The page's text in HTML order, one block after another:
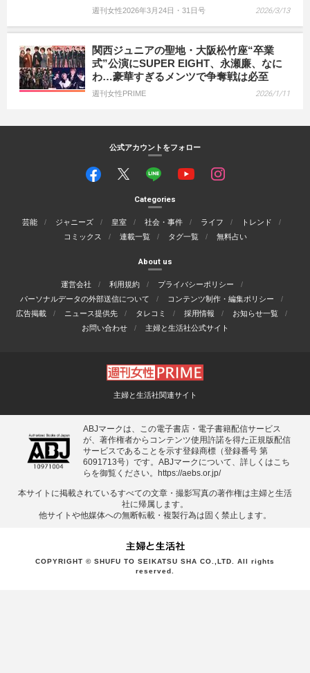
週刊女性2026年3月24日・31日号 2026/3/13
関西ジュニアの聖地・大阪松竹座“卒業
式”公演にSUPER EIGHT、永瀬廉、なに
わ…豪華すぎるメンツで争奪戦は必至
週刊女性PRIME 2026/1/11
公式アカウントをフォロー
Categories
芸能 ジャニーズ 皇室 社会・事件 ライフ
トレンド
コミックス
連載一覧 タグ一覧 無料占い
About us
運営会社 利用規約
プライバシーポリシー
パーソナルデータの外部送信について
コンテンツ制作・編集ポリシー
広告掲載
ニュース提供先 タレコミ 採用情報
お知らせ一覧
お問い合わせ
主婦と生活社公式サイト
主婦と生活社関連サイト
ABJマークは、この電子書店・電子書籍配信サービス
が、著作権者からコンテンツ使用許諾を得た正規版配信
サービスであることを示す登録商標（登録番号 第
6091713号）です。ABJマークについて、詳しくはこち
らを御覧ください。
https://aebs.or.jp/
本サイトに掲載されているすべての⽂章・撮影写真の著作権は主婦と⽣活
社に帰属します。
他サイトや他媒体への無断転載・複製⾏為は固く禁⽌します。
COPYRIGHT © SHUFU TO SEIKATSU SHA CO.,LTD. All rights
reserved.